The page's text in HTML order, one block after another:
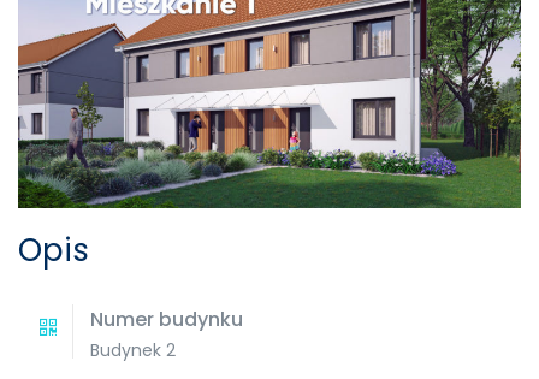
Opis
Numer budynku
Budynek 2